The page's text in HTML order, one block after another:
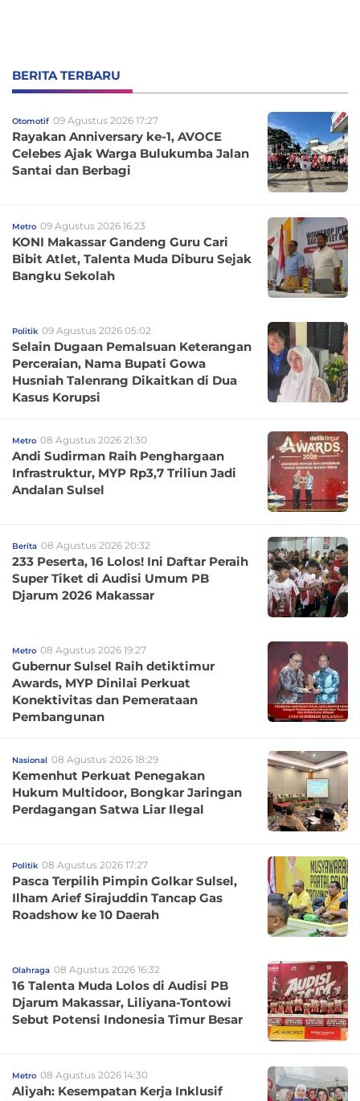
BERITA TERBARU
Otomotif 09 Agustus 2026 17:27
Rayakan Anniversary ke-1, AVOCE
Celebes Ajak Warga Bulukumba Jalan
Santai dan Berbagi
Metro 09 Agustus 2026 16:23
KONI Makassar Gandeng Guru Cari
Bibit Atlet, Talenta Muda Diburu Sejak
Bangku Sekolah
Politik 09 Agustus 2026 05:02
Selain Dugaan Pemalsuan Keterangan
Perceraian, Nama Bupati Gowa
Husniah Talenrang Dikaitkan di Dua
Kasus Korupsi
Metro 08 Agustus 2026 21:30
Andi Sudirman Raih Penghargaan
Infrastruktur, MYP Rp3,7 Triliun Jadi
Andalan Sulsel
Berita 08 Agustus 2026 20:32
233 Peserta, 16 Lolos! Ini Daftar Peraih
Super Tiket di Audisi Umum PB
Djarum 2026 Makassar
Metro 08 Agustus 2026 19:27
Gubernur Sulsel Raih detiktimur
Awards, MYP Dinilai Perkuat
Konektivitas dan Pemerataan
Pembangunan
Nasional 08 Agustus 2026 18:29
Kemenhut Perkuat Penegakan
Hukum Multidoor, Bongkar Jaringan
Perdagangan Satwa Liar Ilegal
Politik 08 Agustus 2026 17:27
Pasca Terpilih Pimpin Golkar Sulsel,
Ilham Arief Sirajuddin Tancap Gas
Roadshow ke 10 Daerah
Olahraga 08 Agustus 2026 16:32
16 Talenta Muda Lolos di Audisi PB
Djarum Makassar, Liliyana-Tontowi
Sebut Potensi Indonesia Timur Besar
Metro 08 Agustus 2026 14:30
Aliyah: Kesempatan Kerja Inklusif